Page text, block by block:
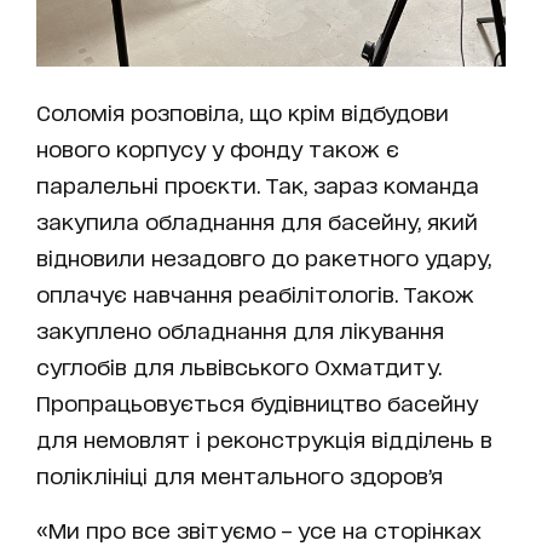
Соломія розповіла, що крім відбудови
нового корпусу у фонду також є
паралельні проєкти. Так, зараз команда
закупила обладнання для басейну, який
відновили незадовго до ракетного удару,
оплачує навчання реабілітологів. Також
закуплено обладнання для лікування
суглобів для львівського Охматдиту.
Пропрацьовується будівництво басейну
для немовлят і реконструкція відділень в
поліклініці для ментального здоровʼя
«Ми про все звітуємо – усе на сторінках